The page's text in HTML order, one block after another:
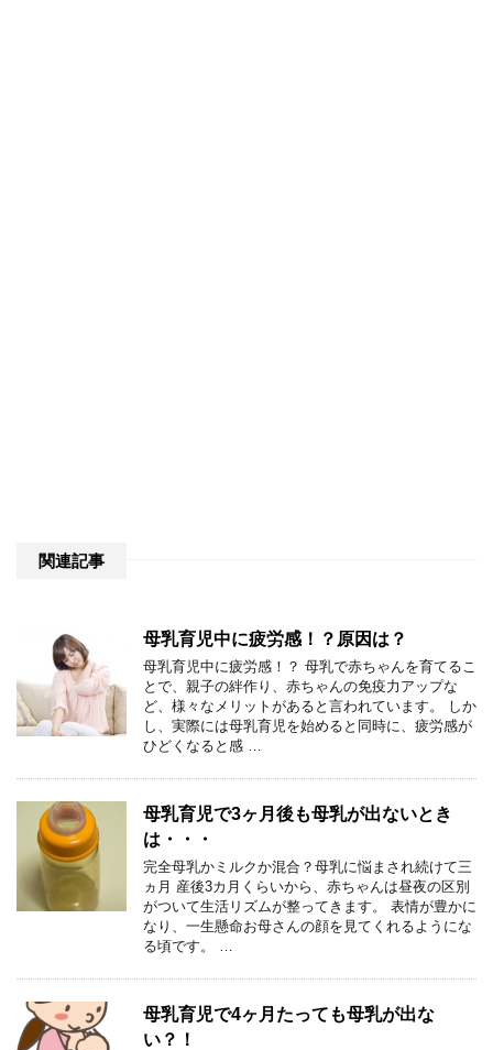
関連記事
母乳育児中に疲労感！？原因は？
母乳育児中に疲労感！？ 母乳で赤ちゃんを育てるこ
とで、親子の絆作り、赤ちゃんの免疫力アップな
ど、様々なメリットがあると言われています。 しか
し、実際には母乳育児を始めると同時に、疲労感が
ひどくなると感 …
母乳育児で3ヶ月後も母乳が出ないとき
は・・・
完全母乳かミルクか混合？母乳に悩まされ続けて三
ヵ月 産後3カ月くらいから、赤ちゃんは昼夜の区別
がついて生活リズムが整ってきます。 表情が豊かに
なり、一生懸命お母さんの顔を見てくれるようにな
る頃です。 …
母乳育児で4ヶ月たっても母乳が出な
い？！